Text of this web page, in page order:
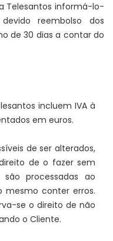
Telesantos informá-lo-
reembolso dos
de 30 dias a contar do
incluem IVA à
em euros.
de ser alterados,
de o fazer sem
processadas ao
mesmo conter erros.
se o direito de não
o Cliente.